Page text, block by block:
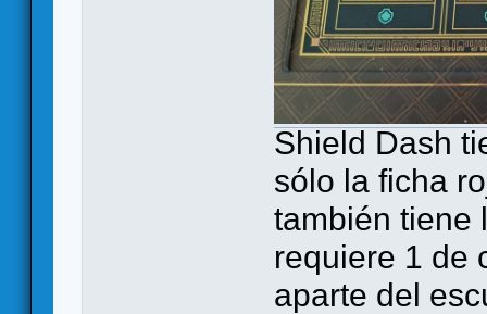
Shield Dash
sólo la ficha
también tiene
requiere 1 de
aparte del